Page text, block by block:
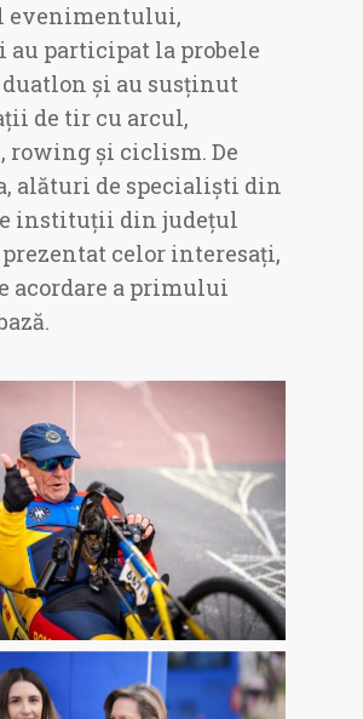
evenimentului,
participat la probele
duatlon și au susținut
de tir cu arcul,
rowing și ciclism. De
alături de specialiști din
instituții din județul
prezentat celor interesați,
acordare a primului